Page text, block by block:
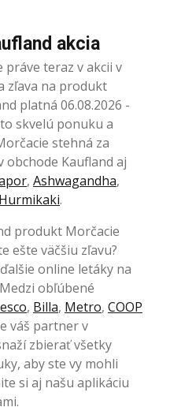
akcia
teraz v akcii v
zľava na produkt
platná 06.08.2026 -
skvelú ponuku a
stehná za
obchode Kaufland aj
, Ashwagandha,
Hurmikaki.
produkt Morčacie
ešte väčšiu zľavu?
online letáky na
obľúbené
, Billa, Metro, COOP
váš partner v
zbierať všetky
aby ste vy mohli
si aj našu aplikáciu